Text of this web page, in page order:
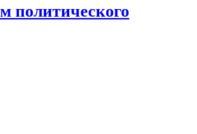
политического